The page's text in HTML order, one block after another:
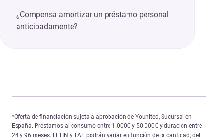
¿Compensa amortizar un préstamo personal
anticipadamente?
*Oferta de financiación sujeta a aprobación de Younited, Sucursal en
España. Préstamos al consumo entre 1.000€ y 50.000€ y duración entre
24 y 96 meses. El TIN y TAE podrán variar en función de la cantidad, del